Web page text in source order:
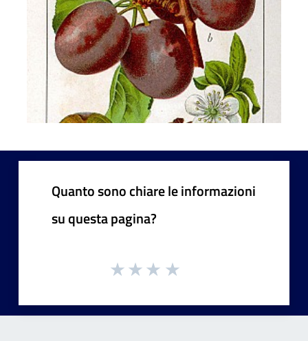
Quanto sono chiare le informazioni
su questa pagina?